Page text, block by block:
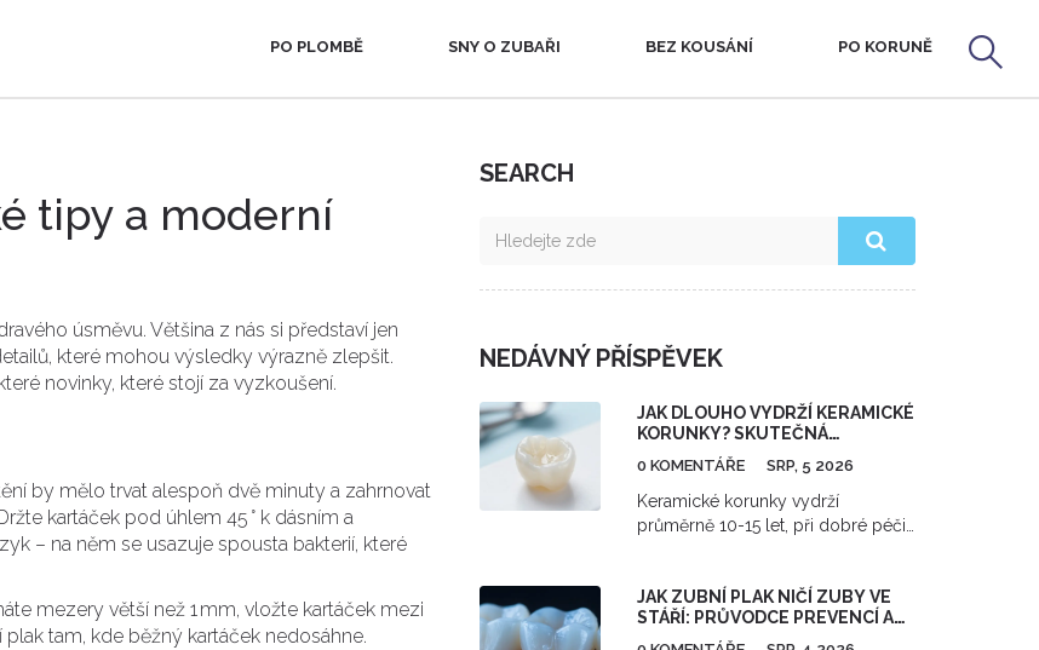
PO PLOMBĚ SNY O ZUBAŘI BEZ KOUSÁNÍ PO KORUNĚ
tipy a moderní
úsměvu. Většina z nás si představí jen
které mohou výsledky výrazně zlepšit.
novinky, které stojí za vyzkoušení.
by mělo trvat alespoň dvě minuty a zahrnovat
kartáček pod úhlem 45 ° k dásním a
– na něm se usazuje spousta bakterií, které
mezery větší než 1 mm, vložte kartáček mezi
tam, kde běžný kartáček nedosáhne.
SEARCH
NEDÁVNÝ PŘÍSPĚVEK
JAK DLOUHO VYDRŽÍ KERAMICKÉ
KORUNKY? SKUTEČNÁ
ŽIVOTNOST A TIPY PRO PÉČI
0 KOMENTÁŘE SRP, 5 2026
Keramické korunky vydrží
průměrně 10-15 let, při dobré péči i
hygiena a vyhýbání se tvrdým
potravinám. Přečtěte si, jak
JAK ZUBNÍ PLAK NIČÍ ZUBY VE
STÁŘÍ: PRŮVODCE PREVENCÍ A